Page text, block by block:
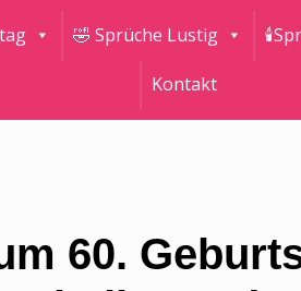
🤣 Sprüche Lustig
Kontakt
60.